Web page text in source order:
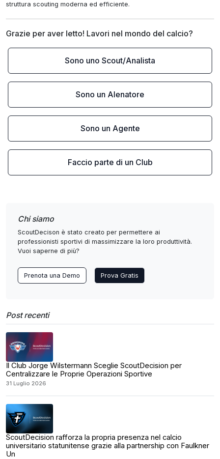
struttura scouting moderna ed efficiente.
Grazie per aver letto! Lavori nel mondo del calcio?
Sono uno Scout/Analista
Sono un Alenatore
Sono un Agente
Faccio parte di un Club
Chi siamo
ScoutDecison è stato creato per permettere ai
professionisti sportivi di massimizzare la loro produttività.
Vuoi saperne di più?
Prenota una Demo Prova Gratis
Post recenti
Il Club Jorge Wilstermann Sceglie ScoutDecision per
Centralizzare le Proprie Operazioni Sportive
31 Luglio 2026
ScoutDecision rafforza la propria presenza nel calcio
universitario statunitense grazie alla partnership con Faulkner
Un